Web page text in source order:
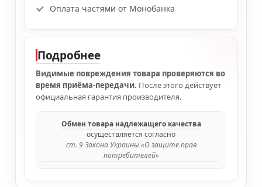
Оплата частями от Монобанка
Подробнее
Видимые повреждения товара проверяются во
время приёма-передачи. После этого действует
официальная гарантия производителя.
Обмен товара надлежащего качества
осуществляется согласно
ст. 9 Закона Украины «О защите прав
потребителей»